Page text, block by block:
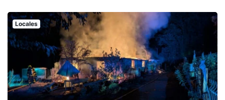
Locales